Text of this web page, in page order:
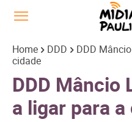
Home DDD
DDD
cidade
DDD Mâncio
a ligar para